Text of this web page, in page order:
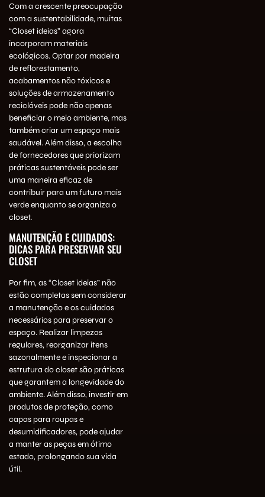
Com a crescente preocupação
com a sustentabilidade, muitas
“Closet ideias” agora
incorporam materiais
ecológicos. Optar por madeira
de reflorestamento,
acabamentos não tóxicos e
soluções de armazenamento
recicláveis pode não apenas
beneficiar o meio ambiente, mas
também criar um espaço mais
saudável. Além disso, a escolha
de fornecedores que priorizam
práticas sustentáveis pode ser
uma maneira eficaz de
contribuir para um futuro mais
verde enquanto se organiza o
closet.
MANUTENÇÃO E CUIDADOS:
DICAS PARA PRESERVAR SEU
CLOSET
Por fim, as “Closet ideias” não
estão completas sem considerar
a manutenção e os cuidados
necessários para preservar o
espaço. Realizar limpezas
regulares, reorganizar itens
sazonalmente e inspecionar a
estrutura do closet são práticas
que garantem a longevidade do
ambiente. Além disso, investir em
produtos de proteção, como
capas para roupas e
desumidificadores, pode ajudar
a manter as peças em ótimo
estado, prolongando sua vida
útil.